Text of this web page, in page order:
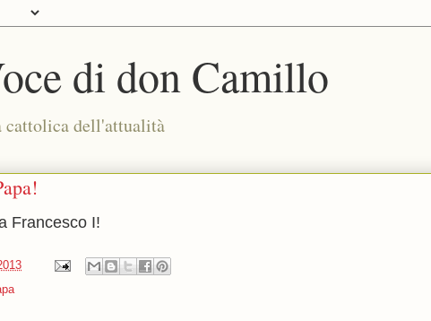
di don Camillo
cattolica dell'attualità
Francesco I!